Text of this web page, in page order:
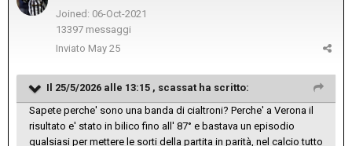
Joined: 06-Oct-2021
13397 messaggi
Inviato May 25
Il 25/5/2026 alle 13:15 , scassat ha scritto:
Sapete perche' sono una banda di cialtroni? Perche' a Verona il
risultato e' stato in bilico fino all' 87° e bastava un episodio
qualsiasi per mettere le sorti della partita in parità, nel calcio tutto